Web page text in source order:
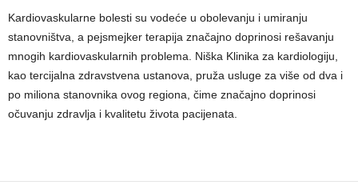
Kardiovaskularne bolesti su vodeće u obolevanju i umiranju
stanovništva, a pejsmejker terapija značajno doprinosi rešavanju
mnogih kardiovaskularnih problema. Niška Klinika za kardiologiju,
kao tercijalna zdravstvena ustanova, pruža usluge za više od dva i
po miliona stanovnika ovog regiona, čime značajno doprinosi
očuvanju zdravlja i kvalitetu života pacijenata.